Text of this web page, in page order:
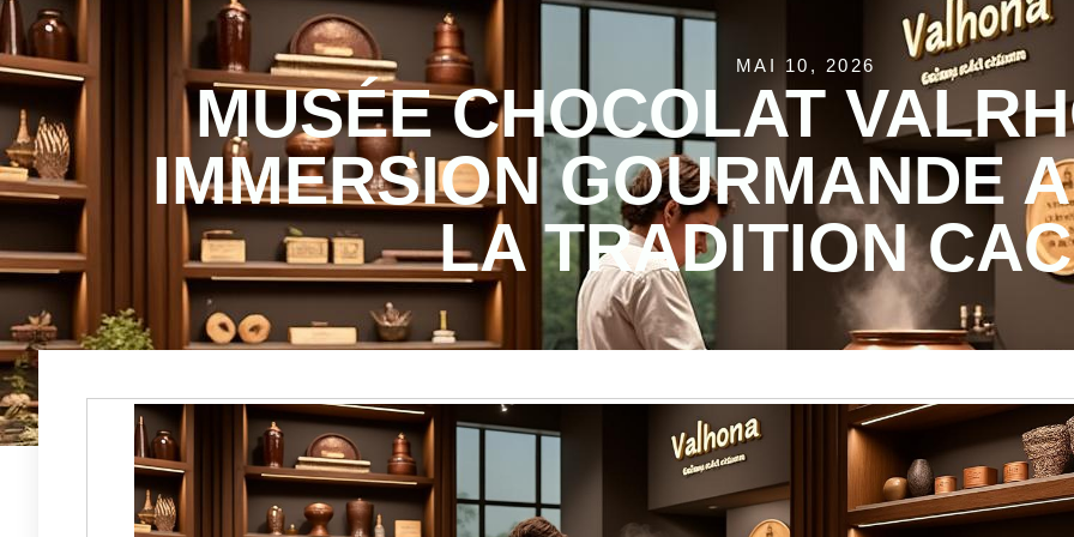
MAI 10, 2026
MUSÉE CHOCOLAT
IMMERSION GOURMANDE
LA TRADITION